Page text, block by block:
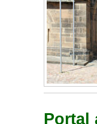
Portal